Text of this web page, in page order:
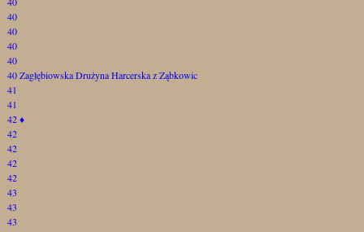
40
40
40
40
40 Zagłębiowska Drużyna Harcerska z Ząbkowic
41
41
42♦
42
42
42
42
43
43
43